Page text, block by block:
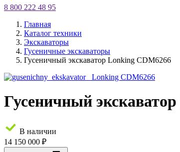
8 800 222 48 95
Главная
Каталог техники
Экскаваторы
Гусеничные экскаваторы
Гусеничный экскаватор Lonking CDM6266
Гусеничный
В наличии
14 150 000 ₽